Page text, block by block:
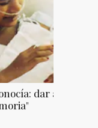
dar a